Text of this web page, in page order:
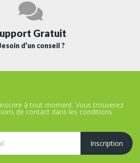
Gratuit
d’un conseil ?
à tout moment. Vous trouverez
de contact dans les conditions